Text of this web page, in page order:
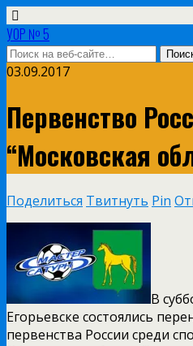
УОР № 5
03.09.2017
Первенство
“Московская
Поделиться Твитнуть Pin
В
Егорьевске состоялись
первенства России среди